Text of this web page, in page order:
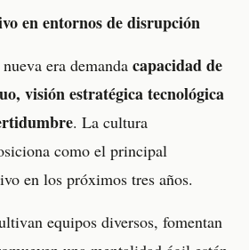
en entornos de disrupción
era demanda capacidad de
visión estratégica tecnológica
. La cultura
como el principal
en los próximos tres años.
equipos diversos, fomentan